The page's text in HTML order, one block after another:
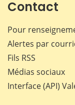
Contact
Pour
Alertes par
Fils RSS
Médias sociaux
Interface (API)